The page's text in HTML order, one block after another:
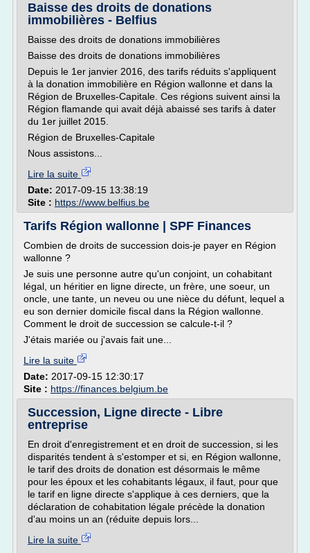
Baisse des droits de donations
immobilières - Belfius
Baisse des droits de donations immobilières
Baisse des droits de donations immobilières
Depuis le 1er janvier 2016, des tarifs réduits s'appliquent
à la donation immobilière en Région wallonne et dans la
Région de Bruxelles-Capitale. Ces régions suivent ainsi la
Région flamande qui avait déjà abaissé ses tarifs à dater
du 1er juillet 2015.
Région de Bruxelles-Capitale
Nous assistons...
Lire la suite
Date: 2017-09-15 13:38:19
Site : https://www.belfius.be
Tarifs Région wallonne | SPF Finances
Combien de droits de succession dois-je payer en Région
wallonne ?
Je suis une personne autre qu'un conjoint, un cohabitant
légal, un héritier en ligne directe, un frère, une soeur, un
oncle, une tante, un neveu ou une nièce du défunt, lequel a
eu son dernier domicile fiscal dans la Région wallonne.
Comment le droit de succession se calcule-t-il ?
J'étais mariée ou j'avais fait une...
Lire la suite
Date: 2017-09-15 12:30:17
Site : https://finances.belgium.be
Succession, Ligne directe - Libre
entreprise
En droit d'enregistrement et en droit de succession, si les
disparités tendent à s'estomper et si, en Région wallonne,
le tarif des droits de donation est désormais le même
pour les époux et les cohabitants légaux, il faut, pour que
le tarif en ligne directe s'applique à ces derniers, que la
déclaration de cohabitation légale précède la donation
d'au moins un an (réduite depuis lors...
Lire la suite